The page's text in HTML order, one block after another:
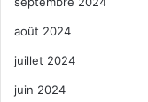
août 2024
juillet 2024
juin 2024